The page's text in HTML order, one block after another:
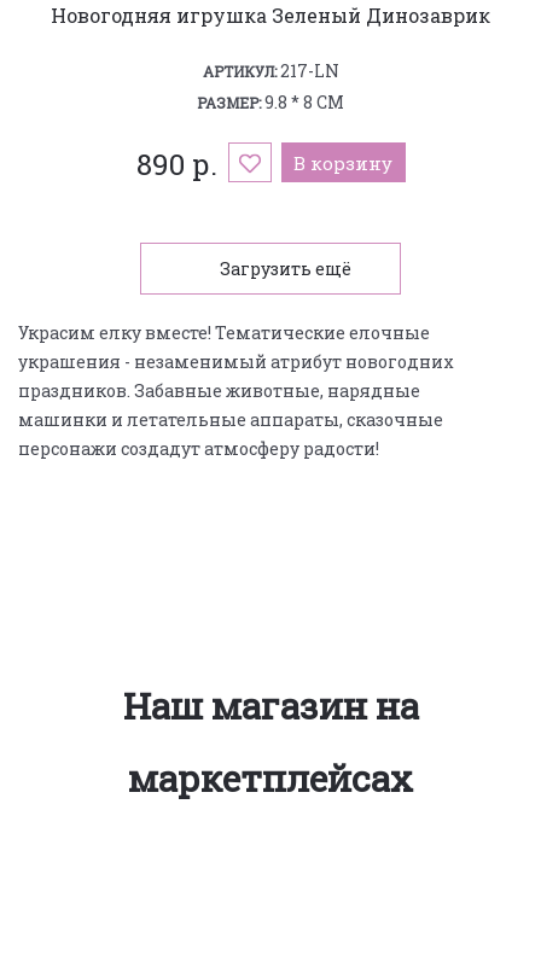
Новогодняя игрушка Зеленый Динозаврик
АРТИКУЛ:217-LN
РАЗМЕР:9.8 * 8 СМ
890 р. В корзину
Загрузить ещё
Украсим елку вместе! Тематические елочные
украшения - незаменимый атрибут новогодних
праздников. Забавные животные, нарядные
машинки и летательные аппараты, сказочные
персонажи создадут атмосферу радости!
Наш магазин на
маркетплейсах